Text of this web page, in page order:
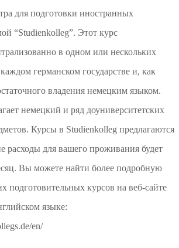
для подготовки иностранных
“Studienkolleg”. Этот курс
в одном или нескольких
германском государстве и, как
владения немецким языком.
немецкий и ряд доуниверситетских
Курсы в Studienkolleg предлагаются
расходы для вашего проживания будет
Вы можете найти более подробную
подготовительных курсов на веб-сайте
языке:
en/